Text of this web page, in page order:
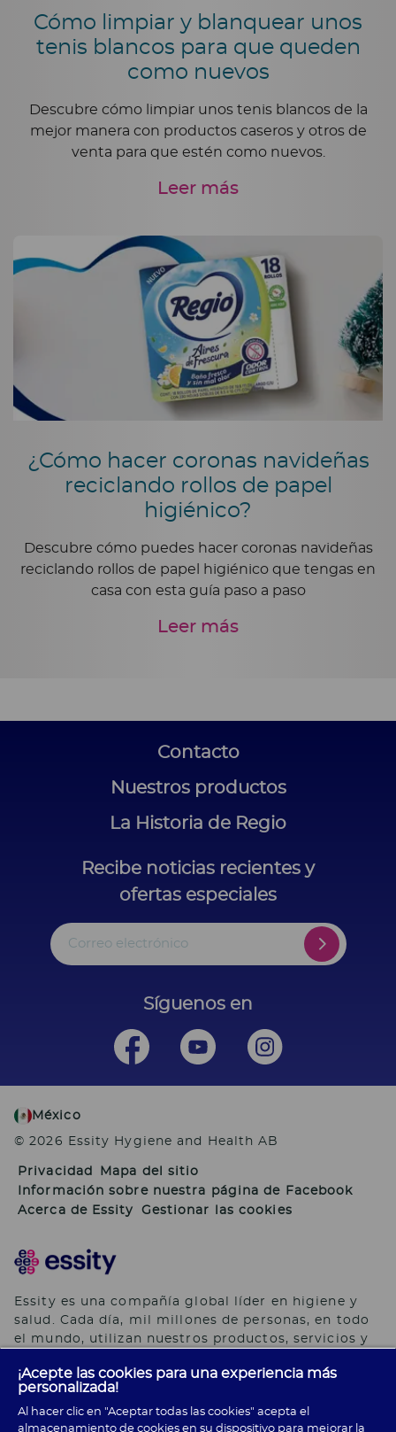
Cómo limpiar y blanquear unos
tenis blancos para que queden
como nuevos
Descubre cómo limpiar unos tenis blancos de la
mejor manera con productos caseros y otros de
venta para que estén como nuevos.
Leer más
¿Cómo hacer coronas navideñas
reciclando rollos de papel
higiénico?
Descubre cómo puedes hacer coronas navideñas
reciclando rollos de papel higiénico que tengas en
casa con esta guía paso a paso
Leer más
Contacto
Nuestros productos
La Historia de Regio
Recibe noticias recientes y
ofertas especiales
Correo electrónico
Síguenos en
México
© 2026 Essity Hygiene and Health AB
Privacidad
Mapa del sitio
Información sobre nuestra página de Facebook
Acerca de Essity
Gestionar las cookies
Essity es una compañía global líder en higiene y
salud. Cada día, mil millones de personas, en todo
el mundo, utilizan nuestros productos, servicios y
por el bienestar en beneficio de consumidores,
pacientes, cuidadores, clientes y la sociedad en
general. Vendemos en aproximadamente 150 países
¡Acepte las cookies para una experiencia más
personalizada!
Al hacer clic en "Aceptar todas las cookies" acepta el
almacenamiento de cookies en su dispositivo para mejorar la